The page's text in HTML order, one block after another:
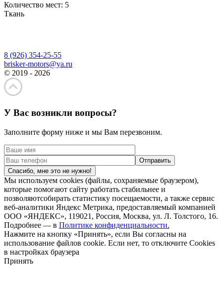
Количество мест: 5
Ткань
8 (926) 354-25-55
brisker-motors@ya.ru
© 2019 - 2026
У Вас возникли вопросы?
Заполните форму ниже и мы Вам перезвоним.
Спасибо, мне это не нужно!
Мы используем cookies (файлы, сохраняемые браузером),
которые помогают сайту работать стабильнее и
позволяютсобирать статистику посещаемости, а также сервис
веб-аналитики Яндекс Метрика, предоставляемый компанией
ООО «ЯНДЕКС», 119021, Россия, Москва, ул. Л. Толстого, 16.
Подробнее — в Политике конфиденциальности.
Нажмите на кнопку «Принять», если Вы согласны на
использование файлов cookie. Если нет, то отключите Cookies
в настройках браузера
Принять